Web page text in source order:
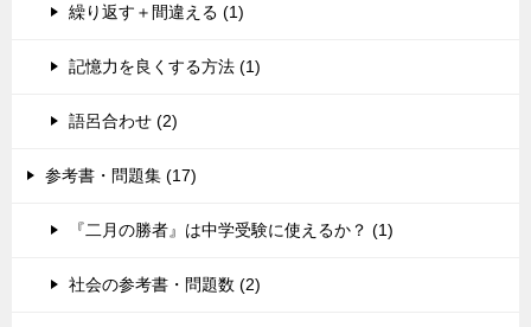
繰り返す＋間違える (1)
記憶力を良くする方法 (1)
語呂合わせ (2)
参考書・問題集 (17)
『二月の勝者』は中学受験に使えるか？ (1)
社会の参考書・問題数 (2)